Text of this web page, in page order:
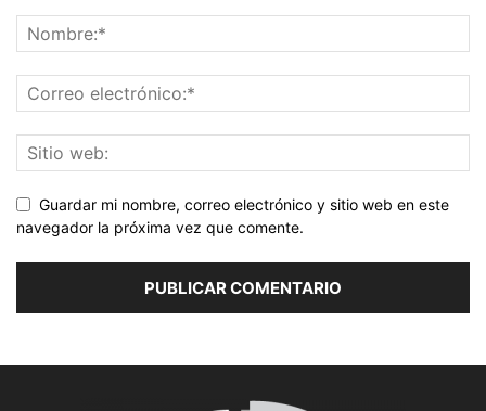
Guardar mi nombre, correo electrónico y sitio web en este
navegador la próxima vez que comente.